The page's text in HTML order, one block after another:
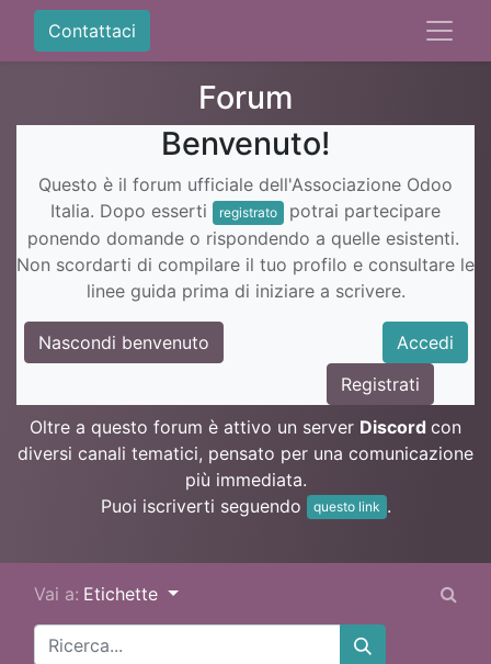
Contattaci
Forum
Benvenuto!
Questo è il forum ufficiale dell'Associazione Odoo
Italia. Dopo esserti
registrato
potrai partecipare
ponendo domande o rispondendo a quelle esistenti.
Non scordarti di compilare il tuo profilo e consultare le
linee guida prima di iniziare a scrivere.
Nascondi benvenuto
Accedi
Registrati
Oltre a questo forum è attivo un server Discord con
diversi canali tematici, pensato per una comunicazione
più immediata.
Puoi iscriverti seguendo
questo link .
Vai a: Etichette